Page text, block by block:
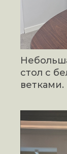
стол с
ветками.